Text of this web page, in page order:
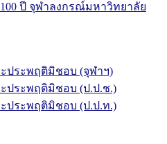
ปี จุฬาลงกรณ์มหาวิทยาลัย
ประพฤติมิชอบ (จุฬาฯ)
ประพฤติมิชอบ (ป.ป.ช.)
ประพฤติมิชอบ (ป.ป.ท.)